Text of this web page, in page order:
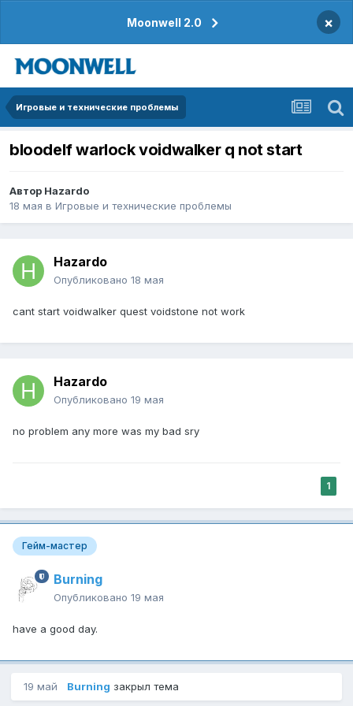
Moonwell 2.0 ×
Игровые и технические проблемы
bloodelf warlock voidwalker q not start
Автор Hazardo
18 мая в Игровые и технические проблемы
Hazardo
Опубликовано 18 мая
cant start voidwalker quest voidstone not work
Hazardo
Опубликовано 19 мая
no problem any more was my bad sry
1
Гейм-мастер
Burning
Опубликовано 19 мая
have a good day.
19 май Burning закрыл тема